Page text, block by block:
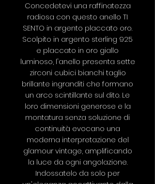
Concedetevi una raffinatezza
radiosa con questo anello TI
SENTO in argento placcato oro.
Scolpito in argento sterling 925
e placcato in oro giallo
luminoso, l'anello presenta sette
zirconi cubici bianchi taglio
brillante ingranditi che formano
un arco scintillante sul dito. Le
loro dimensioni generose e la
montatura senza soluzione di
continuità evocano una
moderna interpretazione del
glamour vintage, amplificando
la luce da ogni angolazione.
Indossatelo da solo per